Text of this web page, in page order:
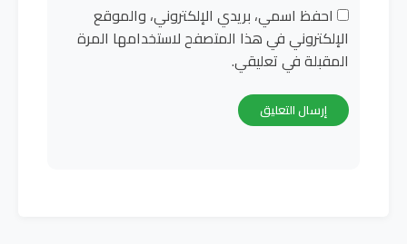
احفظ اسمي، بريدي الإلكتروني، والموقع
الإلكتروني في هذا المتصفح لاستخدامها المرة
المقبلة في تعليقي.